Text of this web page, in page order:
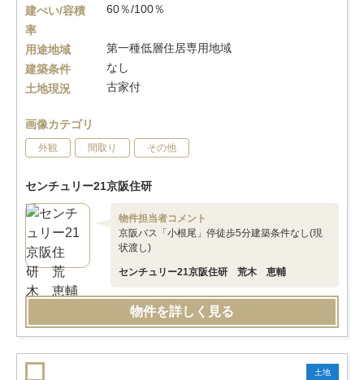
建ぺい/容積
率
60％/100％
用途地域
第一種低層住居専用地域
建築条件
なし
土地現況
古家付
画像カテゴリ
外観 間取り その他
センチュリー21京阪住研
物件担当者コメント
京阪バス「小根尾」停徒歩5分建築条件なし(現
状渡し)
センチュリー21京阪住研 荒木 恵輔
物件を詳しく見る
土地